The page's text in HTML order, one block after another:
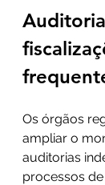
Os órgãos
ampliar o
auditorias
processos